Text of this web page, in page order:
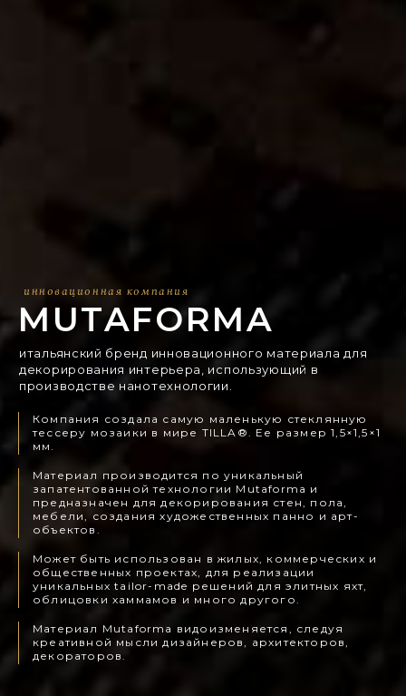
инновационная компания
MUTAFORMA
итальянский бренд инновационного материала для
декорирования интерьера, использующий в
производстве нанотехнологии.
Компания создала самую маленькую стеклянную
тессеру мозаики в мире TILLA®. Ее размер 1,5×1,5×1
мм.
Материал производится по уникальный
запатентованной технологии Mutaforma и
предназначен для декорирования стен, пола,
мебели, создания художественных панно и арт-
объектов.
Может быть использован в жилых, коммерческих и
общественных проектах, для реализации
уникальных tailor-made решений для элитных яхт,
облицовки хаммамов и много другого.
Материал Mutaforma видоизменяется, следуя
креативной мысли дизайнеров, архитекторов,
декораторов.